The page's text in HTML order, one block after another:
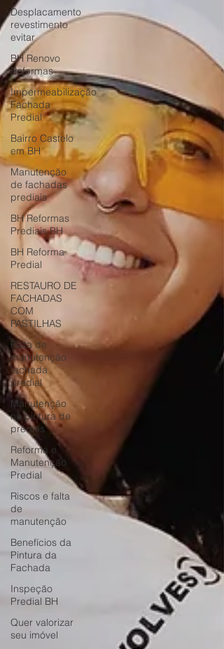
Desplacamento
revestimento
evitar
BH Renovo
Reformas
Impermeabilização
Fachada
Predial
Bairro Castelo
em BH
Manutenção
de fachadas
prediais
BH Reformas
Prediais BH
BH Reforma
Predial
RESTAURO DE
FACHADAS
COM
PASTILHAS
Falta de
manutenção
fachada
predial
Manutenção
na pintura de
prédios
Reforma e
Manutenção
Predial
Riscos e falta
de
manutenção
Benefícios da
Pintura da
Fachada
Inspeção
Predial BH
Quer valorizar
seu imóvel